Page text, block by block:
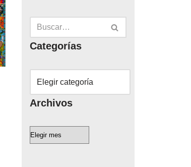
Categorías
Archivos